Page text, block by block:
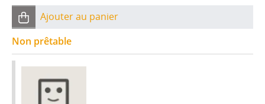
Ajouter au panier
Non prêtable